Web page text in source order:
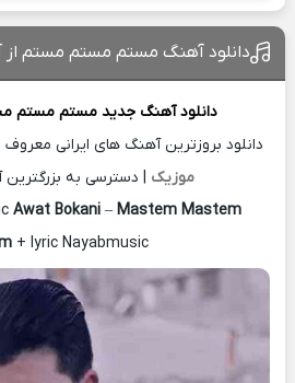
دانلود آهنگ مستم مستم مستم از
دانلود آهنگ جدید مستم مستم
دانلود بروزترین آهنگ های ایرانی
موزیک | دسترسی به
Awat Bokani – Mastem Mastem
+ lyric Nayabmusic